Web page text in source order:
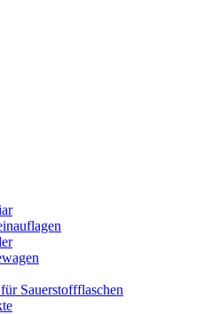
Sauerstoffflaschen